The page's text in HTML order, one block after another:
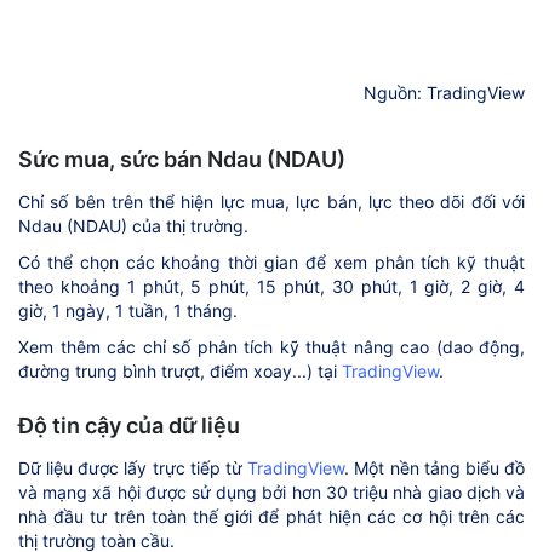
Nguồn: TradingView
Sức mua, sức bán Ndau (NDAU)
Chỉ số bên trên thể hiện lực mua, lực bán, lực theo dõi đối với
Ndau (NDAU) của thị trường.
Có thể chọn các khoảng thời gian để xem phân tích kỹ thuật
theo khoảng 1 phút, 5 phút, 15 phút, 30 phút, 1 giờ, 2 giờ, 4
giờ, 1 ngày, 1 tuần, 1 tháng.
Xem thêm các chỉ số phân tích kỹ thuật nâng cao (dao động,
đường trung bình trượt, điểm xoay...) tại TradingView.
Độ tin cậy của dữ liệu
Dữ liệu được lấy trực tiếp từTradingView. Một nền tảng biểu đồ
và mạng xã hội được sử dụng bởi hơn 30 triệu nhà giao dịch và
nhà đầu tư trên toàn thế giới để phát hiện các cơ hội trên các
thị trường toàn cầu.